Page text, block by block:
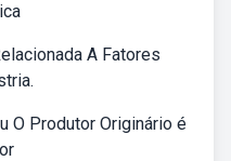
A Fatores
O Produtor Originário é